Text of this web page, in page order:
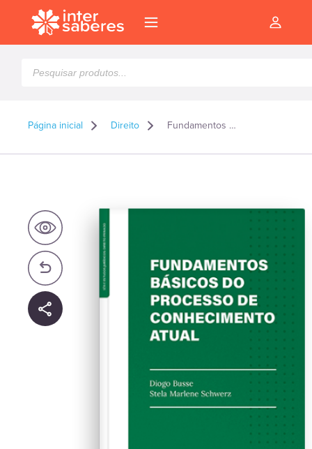
produtos
Página inicial Direito Fundamentos básicos do processo de conhecimento atual